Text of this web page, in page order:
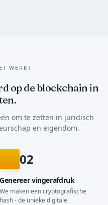
WERKT
op de blockchain in
om te zetten in juridisch
en eigendom.
02
Genereer vingerafdruk
We maken een cryptografische
hash - de unieke digitale